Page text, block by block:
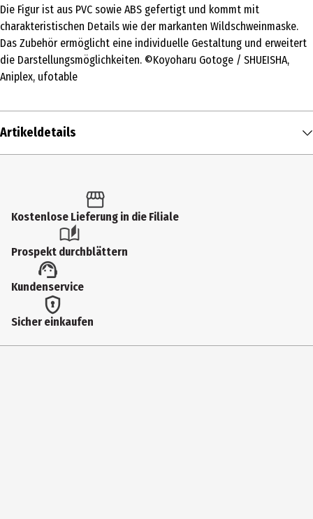
Die Figur ist aus PVC sowie ABS gefertigt und kommt mit
charakteristischen Details wie der markanten Wildschweinmaske.
Das Zubehör ermöglicht eine individuelle Gestaltung und erweitert
die Darstellungsmöglichkeiten. ©Koyoharu Gotoge / SHUEISHA,
Aniplex, ufotable
Artikeldetails
Produkttyp
Action Figuren
Altersempfehlung ab
15 Jahre
Artikelnummer des Herstellers
Kostenlose Lieferung in die Filiale
Prospekt durchblättern
Kundenservice
Sicher einkaufen